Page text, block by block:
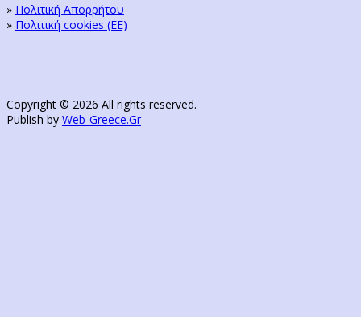
» Πολιτική Απορρήτου
» Πολιτική cookies (ΕΕ)
Copyright © 2026 All rights reserved.
Publish by Web-Greece.Gr